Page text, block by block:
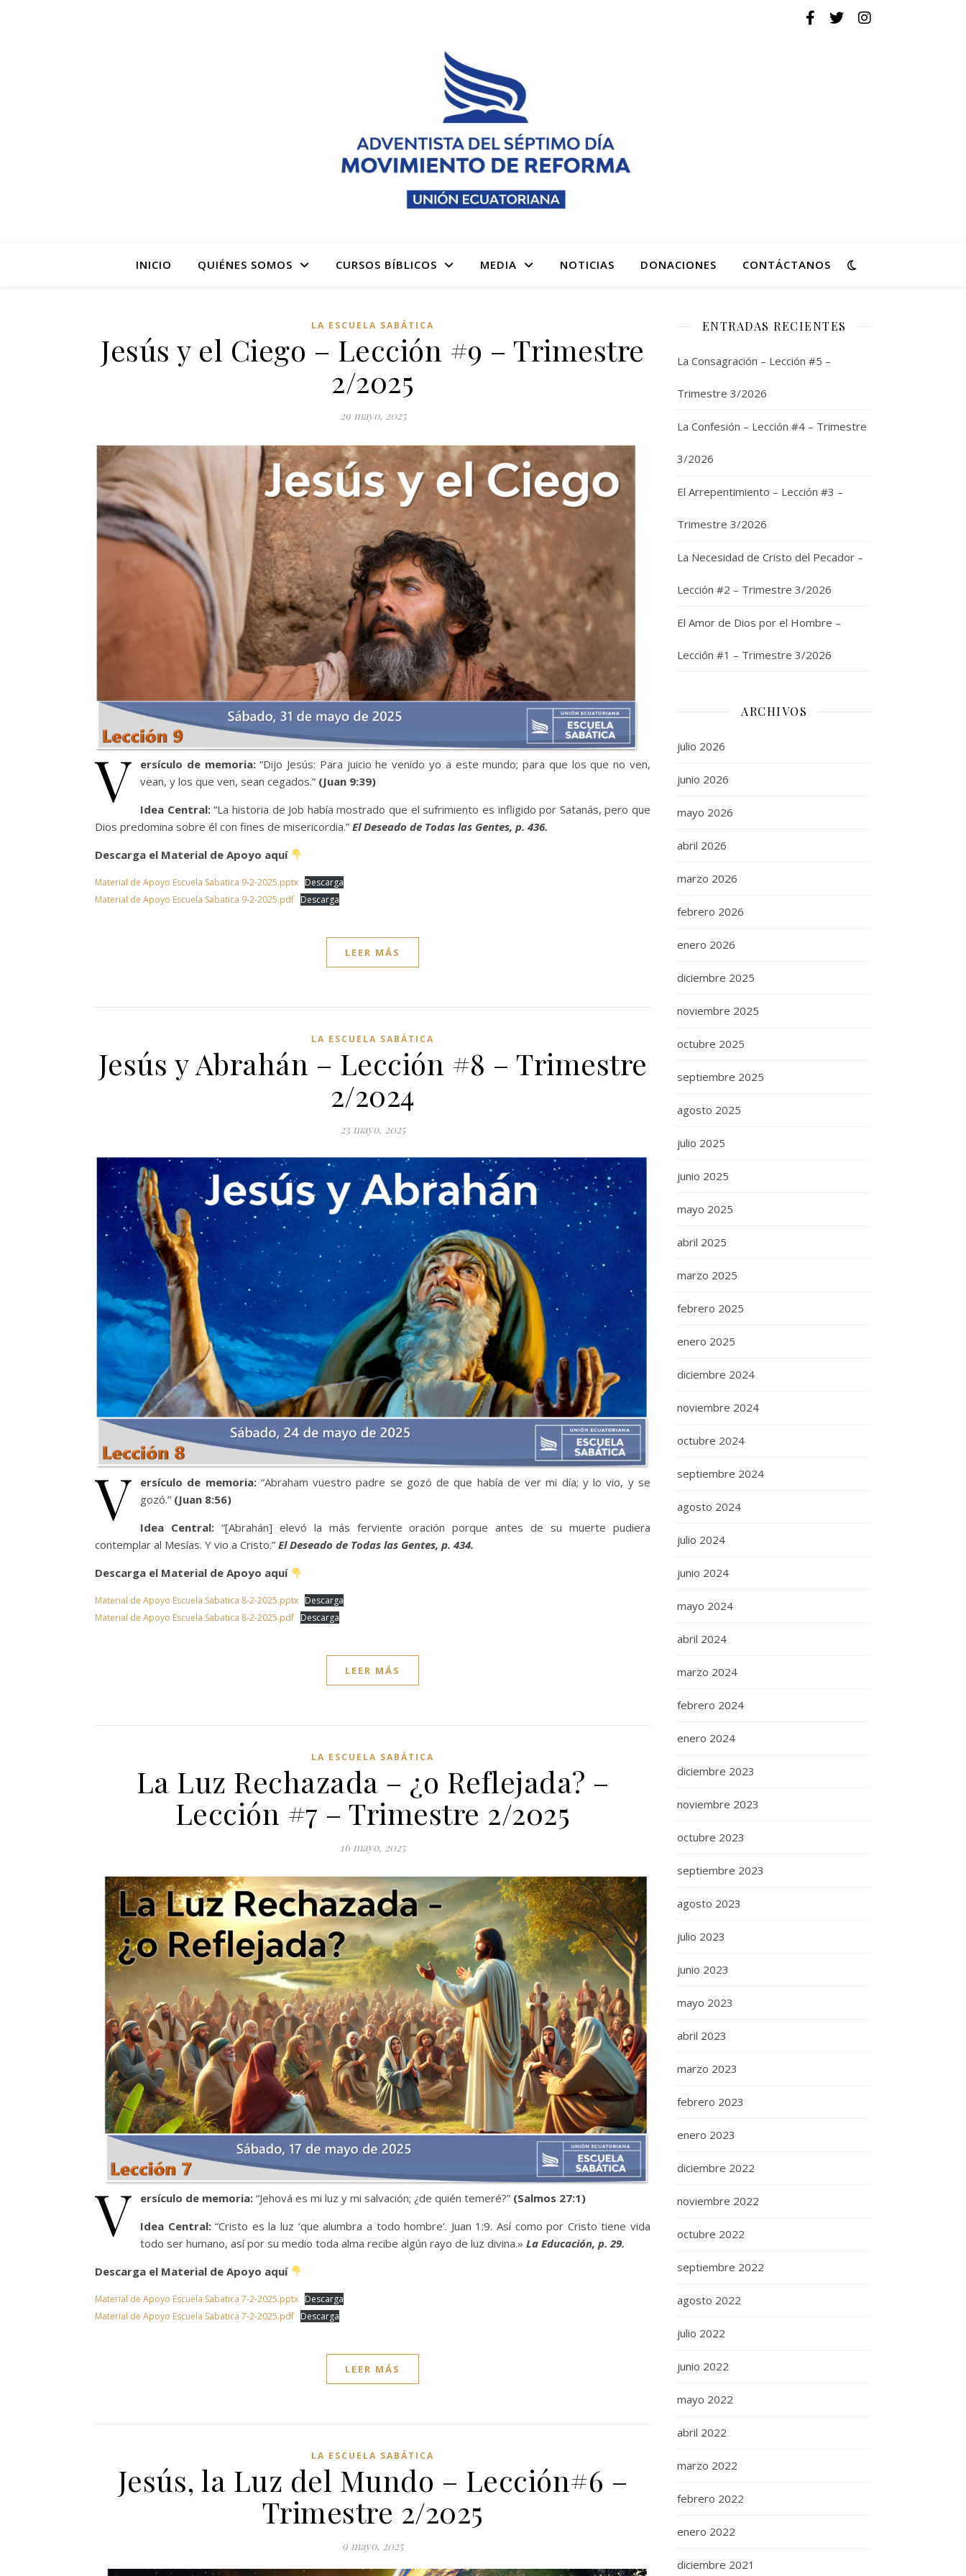
INICIO QUIÉNES SOMOS CURSOS BÍBLICOS MEDIA NOTICIAS DONACIONES CONTÁCTANOS
LA ESCUELA SABÁTICA
Jesús y el Ciego – Lección #9 – Trimestre
2/2025
29 mayo, 2025
V ersículo de memoria:“Dijo Jesús: Para juicio he venido yo a este mundo; para que los que no ven,
vean, y los que ven, sean cegados.” (Juan 9:39)
Idea Central:“La historia de Job había mostrado que el sufrimiento es infligido por Satanás, pero que
Dios predomina sobre él con fines de misericordia.” El Deseado de Todas las Gentes, p. 436.
Descarga el Material de Apoyo aquí
Material de Apoyo Escuela Sabatica 9-2-2025.pptx Descarga
Material de Apoyo Escuela Sabatica 9-2-2025.pdf Descarga
LEER MÁS
LA ESCUELA SABÁTICA
Jesús y Abrahán – Lección #8 – Trimestre
2/2024
23 mayo, 2025
V ersículo de memoria: “Abraham vuestro padre se gozó de que había de ver mi día; y lo vio, y se
gozó.” (Juan 8:56)
Idea Central: “[Abrahán] elevó la más ferviente oración porque antes de su muerte pudiera
contemplar al Mesías. Y vio a Cristo.” El Deseado de Todas las Gentes, p. 434.
Descarga el Material de Apoyo aquí
Material de Apoyo Escuela Sabatica 8-2-2025.pptx Descarga
Material de Apoyo Escuela Sabatica 8-2-2025.pdf Descarga
LEER MÁS
LA ESCUELA SABÁTICA
La Luz Rechazada – ¿o Reflejada? –
Lección #7 – Trimestre 2/2025
16 mayo, 2025
V ersículo de memoria: “Jehová es mi luz y mi salvación; ¿de quién temeré?” (Salmos 27:1)
Idea Central:“Cristo es la luz ‘que alumbra a todo hombre’. Juan 1:9. Así como por Cristo tiene vida
todo ser humano, así por su medio toda alma recibe algún rayo de luz divina.» La Educación, p. 29.
Descarga el Material de Apoyo aquí
Material de Apoyo Escuela Sabatica 7-2-2025.pptx Descarga
Material de Apoyo Escuela Sabatica 7-2-2025.pdf Descarga
LEER MÁS
LA ESCUELA SABÁTICA
Jesús, la Luz del Mundo – Lección#6 –
Trimestre 2/2025
9 mayo, 2025
ENTRADAS RECIENTES
La Consagración – Lección #5 –
Trimestre 3/2026
La Confesión – Lección #4 – Trimestre
3/2026
El Arrepentimiento – Lección #3 –
Trimestre 3/2026
La Necesidad de Cristo del Pecador –
Lección #2 – Trimestre 3/2026
El Amor de Dios por el Hombre –
Lección #1 – Trimestre 3/2026
ARCHIVOS
julio 2026
junio 2026
mayo 2026
abril 2026
marzo 2026
febrero 2026
enero 2026
diciembre 2025
noviembre 2025
octubre 2025
septiembre 2025
agosto 2025
julio 2025
junio 2025
mayo 2025
abril 2025
marzo 2025
febrero 2025
enero 2025
diciembre 2024
noviembre 2024
octubre 2024
septiembre 2024
agosto 2024
julio 2024
junio 2024
mayo 2024
abril 2024
marzo 2024
febrero 2024
enero 2024
diciembre 2023
noviembre 2023
octubre 2023
septiembre 2023
agosto 2023
julio 2023
junio 2023
mayo 2023
abril 2023
marzo 2023
febrero 2023
enero 2023
diciembre 2022
noviembre 2022
octubre 2022
septiembre 2022
agosto 2022
julio 2022
junio 2022
mayo 2022
abril 2022
marzo 2022
febrero 2022
enero 2022
diciembre 2021